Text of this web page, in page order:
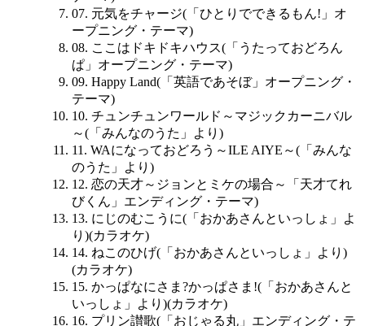
07. 元気をチャージ(「ひとりでできるもん!」オ
ープニング・テーマ)
08. ここはドキドキハウス(「うたっておどろん
ぱ」オープニング・テーマ)
09. Happy Land(「英語であそぼ」オープニング・
テーマ)
10. チュンチュンワールド～マジックカーニバル
～(「みんなのうた」より)
11. WAになっておどろう～ILE AIYE～(「みんな
のうた」より)
12. 恋の天才～ジョンとミケの場合～「天才てれ
びくん」エンディング・テーマ)
13. にじのむこうに(「おかあさんといっしょ」よ
り)(カラオケ)
14. ねこのひげ(「おかあさんといっしょ」より)
(カラオケ)
15. かっぱなにさま?かっぱさま!(「おかあさんと
いっしょ」より)(カラオケ)
16. プリン讃歌(「おじゃる丸」エンディング・テ